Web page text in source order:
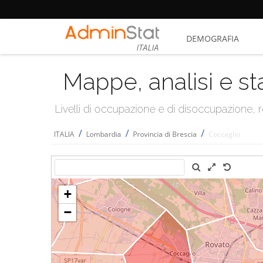
ITALIA
DEMOGRAFIA
Mappe, analisi e
Livelli di occupazione e di
ITALIA / Lombardia / Provincia di Brescia / Coccaglio